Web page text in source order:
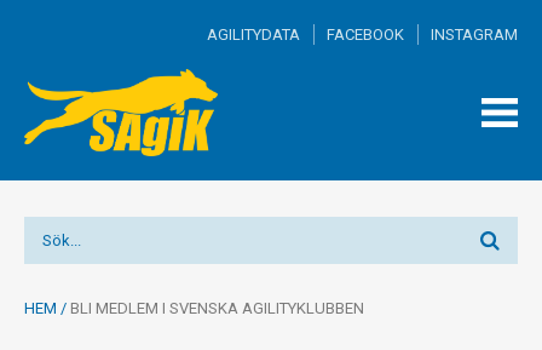
AGILITYDATA FACEBOOK INSTAGRAM
HEM / BLI MEDLEM I SVENSKA AGILITYKLUBBEN